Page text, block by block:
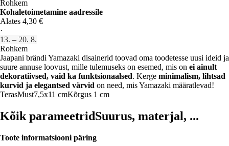
Rohkem
Kohaletoimetamine aadressile
Alates 4,30 €
·
13. – 20. 8.
Rohkem
Jaapani brändi Yamazaki disainerid toovad oma toodetesse uusi ideid ja
suure annuse loovust, mille tulemuseks on esemed, mis on ei ainult
dekoratiivsed, vaid ka funktsionaalsed. Kerge minimalism, lihtsad
kurvid ja elegantsed värvid on need, mis Yamazaki määratlevad!
TerasMust7,5x11 cmKõrgus 1 cm
Kõik parameetridSuurus, materjal, ...
Toote informatsiooni päring